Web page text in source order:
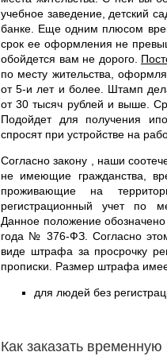
учебное заведение, детский
банке. Еще одним плюсом
срок ее оформления не
обойдется вам не дорого.
по месту жительства,
от 5-и лет и более. Штамп
от 30 тысяч рублей и выше.
Подойдет для получения
спросят при устройстве на
Согласно закону , наши
не имеющие гражданства,
проживающие на
регистрационный учет по
Данное положение
года № 376-ФЗ. Согласно
виде штрафа за просрочку
прописки. Размер штрафа
для людей без
Как заказать